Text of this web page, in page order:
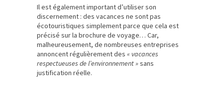
Il est également important d’utiliser son
discernement : des vacances ne sont pas
écotouristiques simplement parce que cela est
précisé sur la brochure de voyage… Car,
malheureusement, de nombreuses entreprises
annoncent régulièrement des « vacances
respectueuses de l’environnement »sans
justification réelle.